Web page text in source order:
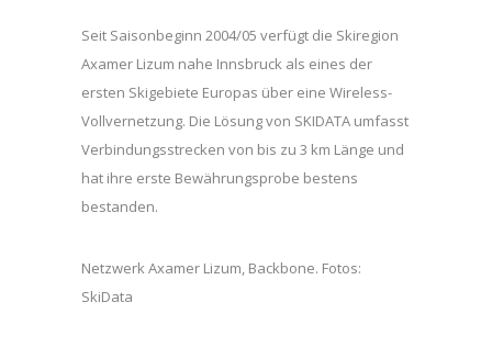
Seit Saisonbeginn 2004/05 verfügt die Skiregion
Axamer Lizum nahe Innsbruck als eines der
ersten Skigebiete Europas über eine Wireless-
Vollvernetzung. Die Lösung von SKIDATA umfasst
Verbindungsstrecken von bis zu 3 km Länge und
hat ihre erste Bewährungsprobe bestens
bestanden.
Netzwerk Axamer Lizum, Backbone. Fotos:
SkiData